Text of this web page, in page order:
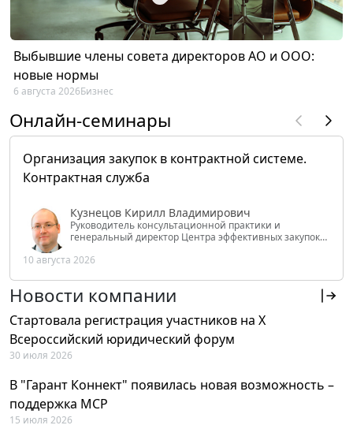
Выбывшие члены совета директоров АО и ООО:
новые нормы
6 августа 2026Бизнес
Онлайн-семинары
Организация закупок в контрактной системе.
Контрактная служба
Кузнецов Кирилл Владимирович
Руководитель консультационной практики и
генеральный директор Центра эффективных закупок
РФ
10 августа 2026
Новости компании
Стартовала регистрация участников на X
Всероссийский юридический форум
30 июля 2026
В "Гарант Коннект" появилась новая возможность –
поддержка MCP
15 июля 2026